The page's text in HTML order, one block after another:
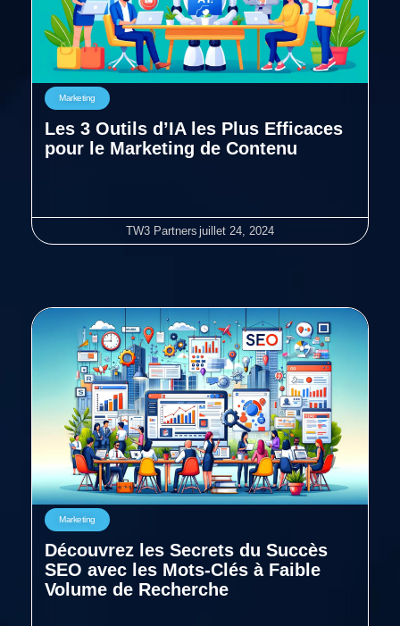
Marketing
Les 3 Outils d’IA les Plus Efficaces
pour le Marketing de Contenu
TW3 Partners juillet 24, 2024
Marketing
Découvrez les Secrets du Succès
SEO avec les Mots-Clés à Faible
Volume de Recherche